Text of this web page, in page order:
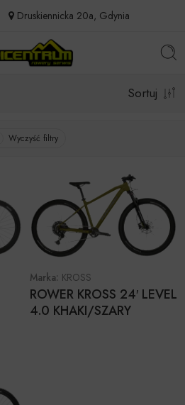
Druskiennicka 20a, Gdynia
Sortuj
Wyczyść filtry
Marka: KROSS
ROWER KROSS 24′ LEVEL
4.0 KHAKI/SZARY